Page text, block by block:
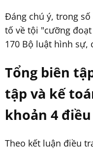
Đáng chú ý, trong
tố về tội "cưỡng
170 Bộ luật hình sự,
Tổng biên
tập và kế
khoản 4 điều
Theo kết luận điều